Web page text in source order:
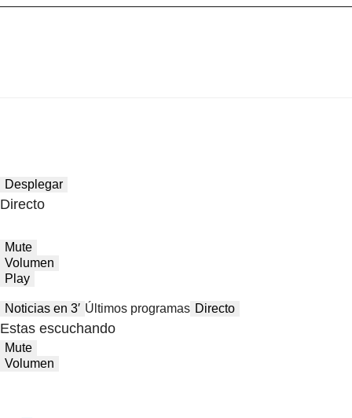
Desplegar
Directo
Mute
Volumen
Play
Noticias en 3′ Últimos programas Directo
Estas escuchando
Mute
Volumen